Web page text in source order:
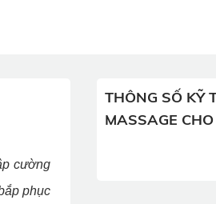
cường
phục
THÔNG SỐ KỸ
MASSAGE CHO